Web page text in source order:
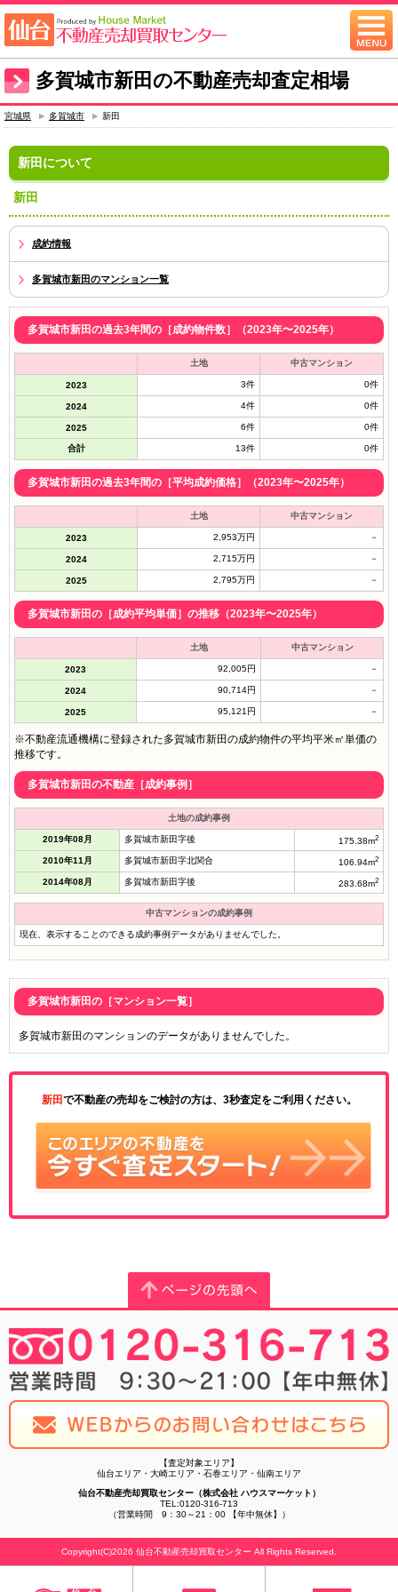
多賀城市新田の不動産売却査定相場
宮城県 多賀城市 新田
新田について
新田
成約情報
多賀城市新田のマンション一覧
多賀城市新田の過去3年間の［成約物件数］（2023年〜2025年）
土地 中古マンション
2023 3件 0件
2024 4件 0件
2025 6件 0件
合計 13件 0件
多賀城市新田の過去3年間の［平均成約価格］（2023年〜2025年）
土地 中古マンション
2023 2,953万円 －
2024 2,715万円 －
2025 2,795万円 －
多賀城市新田の［成約平均単価］の推移（2023年〜2025年）
土地 中古マンション
2023 92,005円 －
2024 90,714円 －
2025 95,121円 －
※不動産流通機構に登録された多賀城市新田の成約物件の平均平米㎡単価の
推移です。
多賀城市新田の不動産［成約事例］
土地の成約事例
2019年08月 多賀城市新田字後 175.38m2
2010年11月 多賀城市新田字北関合 106.94m2
2014年08月 多賀城市新田字後 283.68m2
中古マンションの成約事例
現在、表示することのできる成約事例データがありませんでした。
多賀城市新田の［マンション一覧］
多賀城市新田のマンションのデータがありませんでした。
新田で不動産の売却をご検討の方は、3秒査定をご利用ください。
【査定対象エリア】
仙台エリア・大崎エリア・石巻エリア・仙南エリア
仙台不動産売却買取センター（株式会社 ハウスマーケット）
TEL:0120-316-713
（営業時間 9：30～21：00 【年中無休】）
Copyright(C)2026 仙台不動産売却買取センター All Rights Reserved.